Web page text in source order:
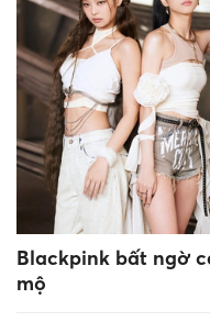
Blackpink bất ngờ
mộ